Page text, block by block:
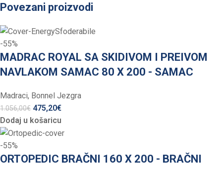
Povezani proizvodi
-55%
MADRAC ROYAL SA SKIDIVOM I PREIVOM
NAVLAKOM SAMAC 80 X 200 - SAMAC
Madraci, Bonnel Jezgra
1.056,00€ 475,20€
Dodaj u košaricu
-55%
ORTOPEDIC BRAČNI 160 X 200 - BRAČNI